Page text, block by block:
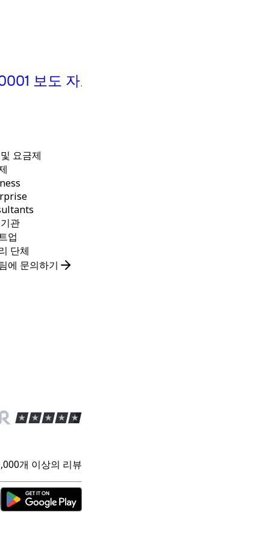
보도 자료
요금제
관
업
단체
에 문의하기
개 이상의 리뷰